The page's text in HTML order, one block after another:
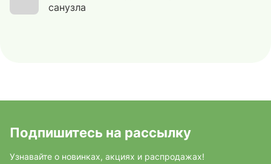
санузла
Подпишитесь на рассылку
Узнавайте о новинках, акциях и распродажах!